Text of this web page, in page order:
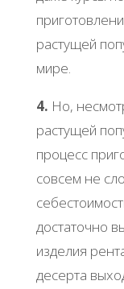
растущей
мире.
4. Но,
растущей
процесс
совсем не
достаточно
изделия
десерта